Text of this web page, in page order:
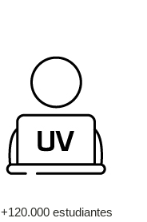
+120.000 estudiantes